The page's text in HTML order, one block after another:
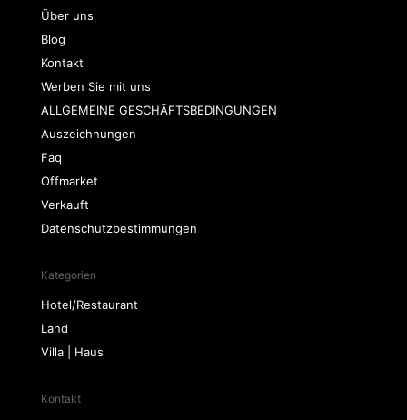
Über uns
Blog
Kontakt
Werben Sie mit uns
ALLGEMEINE GESCHÄFTSBEDINGUNGEN
Auszeichnungen
Faq
Offmarket
Verkauft
Datenschutzbestimmungen
Kategorien
Hotel/Restaurant
Land
Villa | Haus
Kontakt